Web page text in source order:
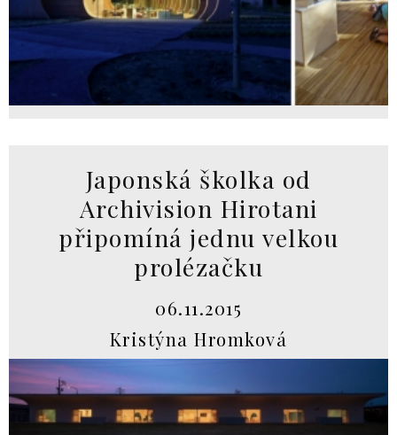
Japonská školka od
Archivision Hirotani
připomíná jednu velkou
prolézačku
06.11.2015
Kristýna Hromková